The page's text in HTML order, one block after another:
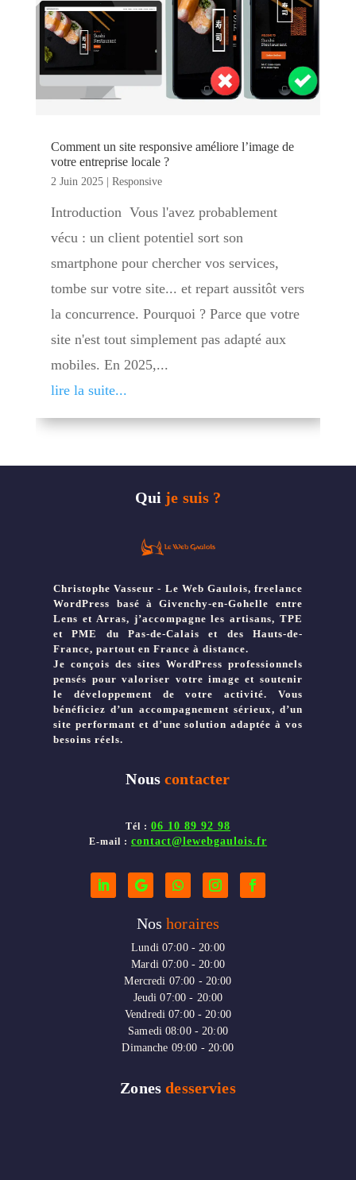
Comment un site responsive améliore l’image de
votre entreprise locale ?
2 Juin 2025| Responsive
Introduction Vous l'avez probablement
vécu : un client potentiel sort son
smartphone pour chercher vos services,
tombe sur votre site... et repart aussitôt vers
la concurrence. Pourquoi ? Parce que votre
site n'est tout simplement pas adapté aux
mobiles. En 2025,...
lire la suite...
Qui je suis ?
Christophe Vasseur - Le Web Gaulois, freelance
WordPress basé à Givenchy-en-Gohelle entre
Lens et Arras, j’accompagne les artisans, TPE
et PME du Pas-de-Calais et des Hauts-de-
France, partout en France à distance.
Je conçois des sites WordPress professionnels
pensés pour valoriser votre image et soutenir
le développement de votre activité. Vous
bénéficiez d’un accompagnement sérieux, d’un
site performant et d’une solution adaptée à vos
besoins réels.
Nouscontacter
Tél : 06 10 89 92 98
E-mail : contact@lewebgaulois.fr
Nos horaires
Lundi 07:00 - 20:00
Mardi 07:00 - 20:00
Mercredi 07:00 - 20:00
Jeudi 07:00 - 20:00
Vendredi 07:00 - 20:00
Samedi 08:00 - 20:00
Dimanche 09:00 - 20:00
Zonesdesservies